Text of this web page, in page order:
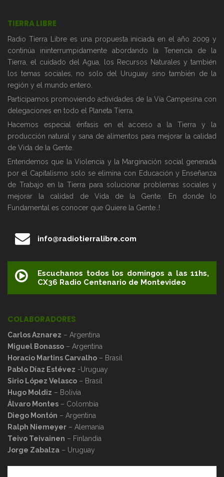
TIERRA LIBRE
Radio Tierra Libre es una propuesta iniciada en el año 2009 y
continúa ininterrumpidamente abordando la Tenencia de la
Tierra, el cuidado del Agua, los Recursos Naturales y también
los temas sociales, no solo del Uruguay sino también de la
región y el mundo entero.
Participamos promoviendo actividades de la Vía Campesina con
delegaciones en todo el Planeta Tierra.
Hacemos especial énfasis en el acceso a la Tierra y la
producción natural y sana de alimentos para mejorar la calidad
de Vida de la Gente.
Entendemos que la Violencia y la Marginación social generada
por el Capitalismo solo se elimina con Educación y Enseñanza
de Trabajo en la Tierra para solucionar problemas sociales y
mejorar la calidad de Vida de la Gente. En donde lo
Fundamental es conocer que Quiere la Gente..!
info@radiotierralibre.com
Escuchanos todos los domingos a las 11hs,
CX36 Radio Centenario de Montevideo
COLABORADORES
Carlos Aznarez – Argentina
Miguel Bonasso – Argentina
Horacio Martins Carvalho – Brasil
Pablo Díaz Estévez -Uruguay
Sirio López Velasco – Brasil
Hugo Moldiz – Bolivia
Álvaro Montes – Colombia
Diego Montón – Argentina
Ralph Niemeyer – Alemania
Teivo Teivainen – Finlandia
Jorge Zabalza – Uruguay